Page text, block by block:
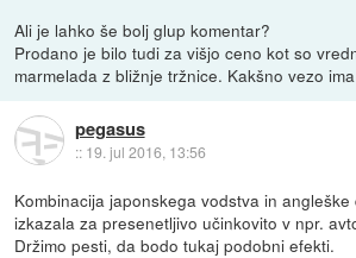
Ali je lahko še bolj glup komentar?
Prodano je bilo tudi za višjo ceno kot so
marmelada z bližnje tržnice. Kakšno vezo
pegasus
:: 19. jul 2016, 13:56
Kombinacija japonskega vodstva in
izkazala za presenetljivo učinkovito v npr.
Držimo pesti, da bodo tukaj podobni efekti.